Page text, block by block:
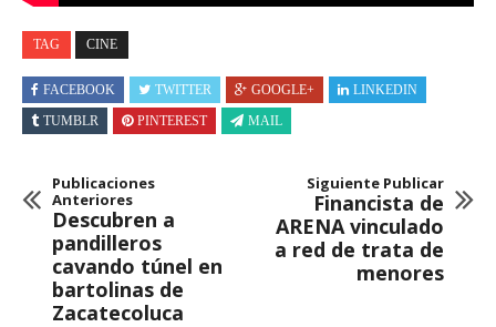
TAG CINE
FACEBOOK TWITTER GOOGLE+
LINKEDIN
TUMBLR
PINTEREST MAIL
Publicaciones
Anteriores
Descubren a
pandilleros
cavando túnel en
bartolinas de
Zacatecoluca
Siguiente Publicar
Financista de
ARENA vinculado
a red de trata de
menores